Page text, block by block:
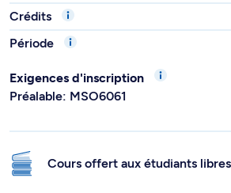
Crédits
Période
Exigences d'inscription
Préalable: MSO6061
Cours offert aux étudiants libres